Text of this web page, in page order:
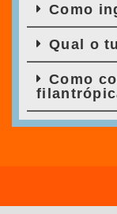
Como
Qual o
Como